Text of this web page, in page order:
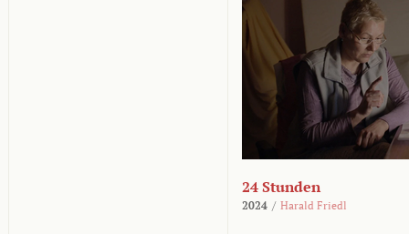
24 Stunden
2024 / Harald Friedl